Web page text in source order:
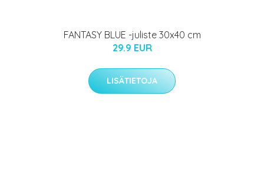
FANTASY BLUE -juliste 30x40 cm
29.9 EUR
LISÄTIETOJA